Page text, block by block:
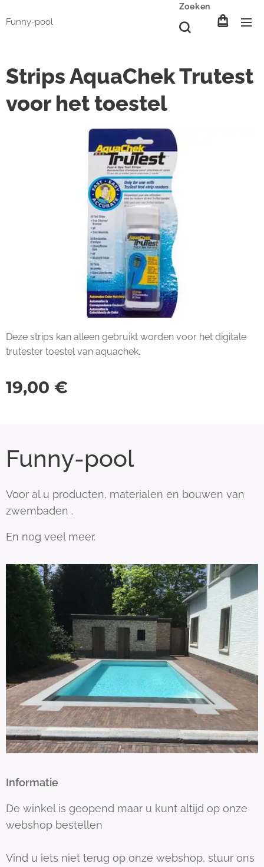
Funny-pool
Zoeken
Strips AquaChek Trutest
voor het toestel
Deze strips kan alleen gebruikt worden voor het digitale
trutester toestel van aquachek.
19,00 €
Funny-pool
Voor al u producten, materialen en bouwen van
zwembaden .
En nog veel meer.
Informatie
De winkel is geopend maar u kunt altijd op onze
webshop bestellen
Vind u iets niet terug op onze webshop, stuur ons